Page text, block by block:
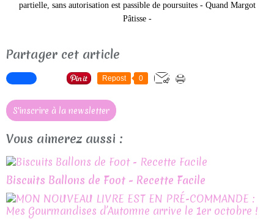
partielle, sans autorisation est passible de poursuites - Quand Margot
Pâtisse -
Partager cet article
Repost 0
S'inscrire à la newsletter
Vous aimerez aussi :
Biscuits Ballons de Foot - Recette Facile